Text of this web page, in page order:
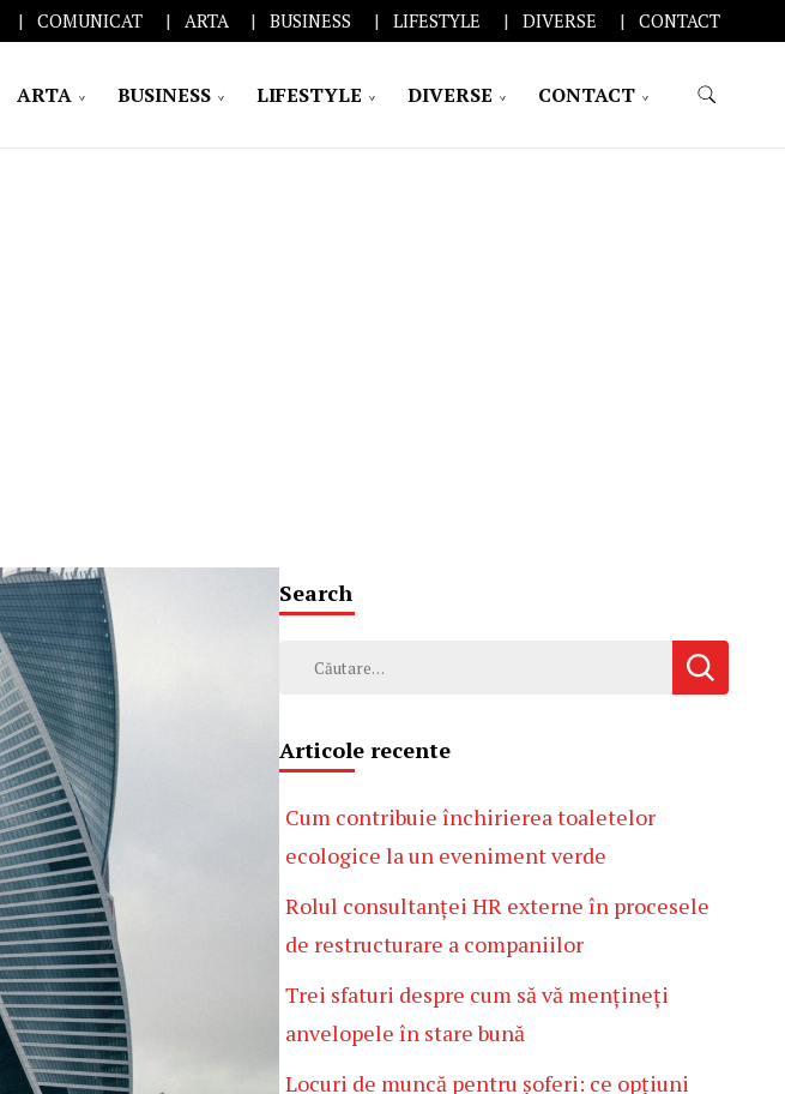
COMUNICAT ARTA BUSINESS LIFESTYLE DIVERSE CONTACT
ARTA BUSINESS LIFESTYLE DIVERSE CONTACT
Search
Caută
Articole recente
Cum contribuie închirierea toaletelor
ecologice la un eveniment verde
Rolul consultanței HR externe în procesele
de restructurare a companiilor
Trei sfaturi despre cum să vă mențineți
anvelopele în stare bună
Locuri de muncă pentru șoferi: ce opțiuni